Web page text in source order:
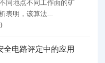
同地点不同工作面的矿
表明，该算法...
)
全电路评定中的应用